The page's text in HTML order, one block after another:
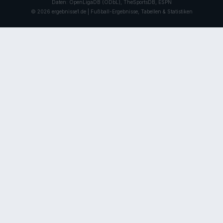
Daten: OpenLigaDB (ODbL), TheSportsDB, ESPN
© 2026 ergebnisse1.de | Fußball-Ergebnisse, Tabellen & Statistiken